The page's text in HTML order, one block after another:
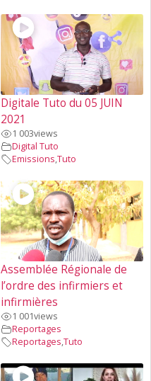
Digitale Tuto du 05 JUIN
2021
1 003views
Digital Tuto
Emissions,Tuto
Assemblée Régionale de
l’ordre des infirmiers et
infirmières
1 001views
Reportages
Reportages,Tuto